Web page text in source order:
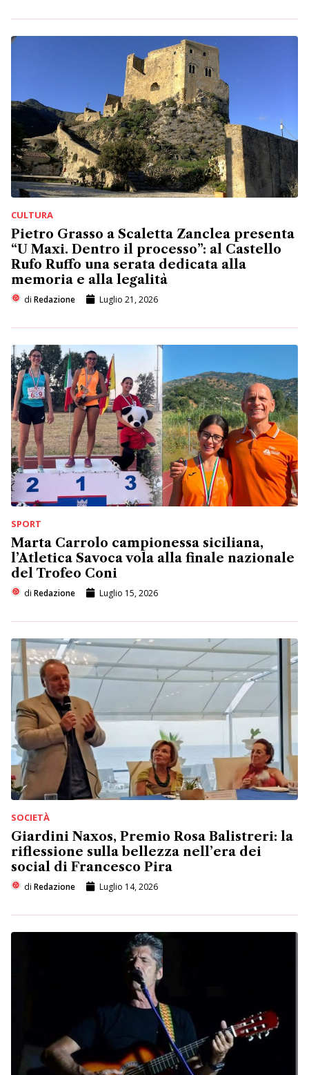
CULTURA
Pietro Grasso a Scaletta Zanclea presenta
“U Maxi. Dentro il processo”: al Castello
Rufo Ruffo una serata dedicata alla
memoria e alla legalità
di Redazione Luglio 21, 2026
SPORT
Marta Carrolo campionessa siciliana,
l’Atletica Savoca vola alla finale nazionale
del Trofeo Coni
di Redazione Luglio 15, 2026
SOCIETÀ
Giardini Naxos, Premio Rosa Balistreri: la
riflessione sulla bellezza nell’era dei
social di Francesco Pira
di Redazione Luglio 14, 2026